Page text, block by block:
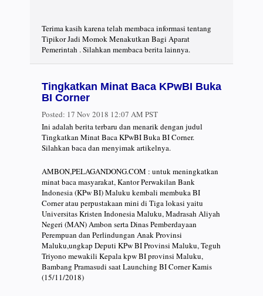
Terima kasih karena telah membaca informasi tentang
Tipikor Jadi Momok Menakutkan Bagi Aparat
Pemerintah . Silahkan membaca berita lainnya.
Tingkatkan Minat Baca KPwBI Buka
BI Corner
Posted: 17 Nov 2018 12:07 AM PST
Ini adalah berita terbaru dan menarik dengan judul
Tingkatkan Minat Baca KPwBI Buka BI Corner.
Silahkan baca dan menyimak artikelnya.
AMBON,PELAGANDONG.COM : untuk meningkatkan
minat baca masyarakat, Kantor Perwakilan Bank
Indonesia (KPw BI) Maluku kembali membuka BI
Corner atau perpustakaan mini di Tiga lokasi yaitu
Universitas Kristen Indonesia Maluku, Madrasah Aliyah
Negeri (MAN) Ambon serta Dinas Pemberdayaan
Perempuan dan Perlindungan Anak Provinsi
Maluku,ungkap Deputi KPw BI Provinsi Maluku, Teguh
Triyono mewakili Kepala kpw BI provinsi Maluku,
Bambang Pramasudi saat Launching BI Corner Kamis
(15/11/2018)